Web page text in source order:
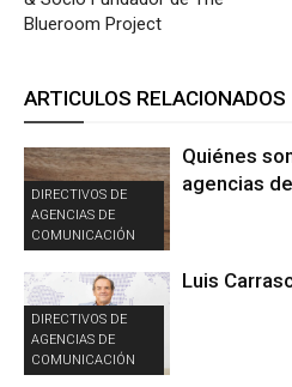
Blueroom Project
ARTICULOS RELACIONADOS
DIRECTIVOS DE
AGENCIAS DE
COMUNICACIÓN
Quiénes
agencias
DIRECTIVOS DE
AGENCIAS DE
COMUNICACIÓN
Luis